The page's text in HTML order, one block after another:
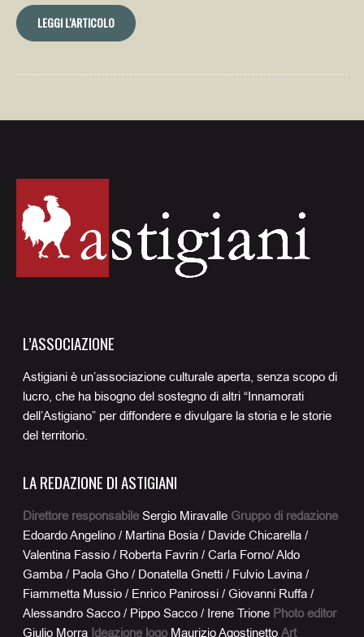
LEGGI L'ARTICOLO
L’ASSOCIAZIONE
Astigiani è un’associazione culturale aperta, senza scopo di
lucro, che ha bisogno del sostegno di altri “Innamorati
dell’Astigiano” per diffondere e divulgare la storia e le storie
del territorio.
LA REDAZIONE DI ASTIGIANI
Direttore responsabile Sergio Miravalle Gruppo di redazione
Edoardo Angelino / Martina Bosia / Davide Chicarella /
Valentina Fassio / Roberta Favrin / Carla Forno/ Aldo
Gamba / Paola Gho / Donatella Gnetti / Fulvio Lavina /
Fiammetta Mussio / Enrico Panirossi / Giovanni Ruffa /
Alessandro Sacco / Pippo Sacco / Irene Trione Photo editor
Giulio Morra Ideazione logo Maurizio Agostinetto Art